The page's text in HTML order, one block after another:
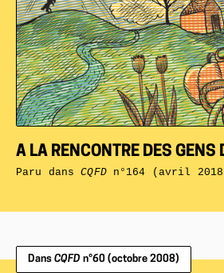
A LA RENCONTRE DES GENS
Paru dansCQFDn°164 (avril
Dans CQFD n°60 (octobre 2008)